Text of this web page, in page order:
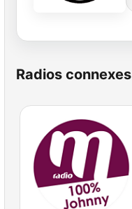
Radios connexes